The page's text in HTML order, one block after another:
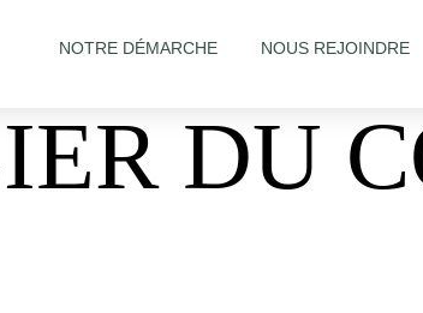
NOTRE DÉMARCHE NOUS REJOINDRE
DU